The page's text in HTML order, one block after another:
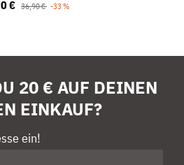
€ 36,90 € -33 %
20 € AUF DEINEN
EINKAUF?
ein!